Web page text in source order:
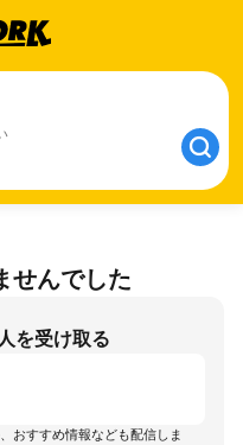
せんでした
を受け取る
おすすめ情報なども配信しま